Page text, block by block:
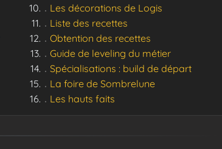
Les décorations de Logis
Liste des recettes
Obtention des recettes
Guide de leveling du métier
Spécialisations : build de départ
La foire de Sombrelune
Les hauts faits